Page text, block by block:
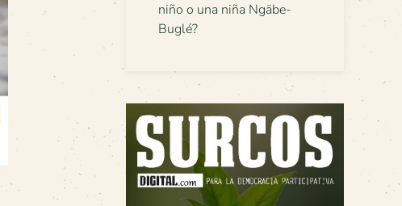
niño o una niña Ngäbe-
Buglé?